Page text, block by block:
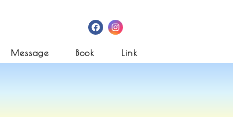
FacebookInstagram
Message Book Link